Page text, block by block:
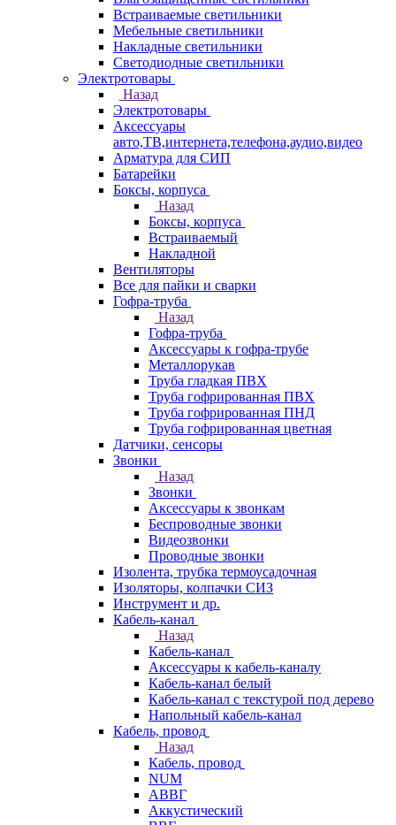
Встраиваемые светильники
Мебельные светильники
Накладные светильники
Светодиодные светильники
Электротовары
Назад
Электротовары
Аксессуары
авто,ТВ,интернета,телефона,аудио,видео
Арматура для СИП
Батарейки
Боксы, корпуса
Назад
Боксы, корпуса
Встраиваемый
Накладной
Вентиляторы
Все для пайки и сварки
Гофра-труба
Назад
Гофра-труба
Аксессуары к гофра-трубе
Металлорукав
Труба гладкая ПВХ
Труба гофрированная ПВХ
Труба гофрированная ПНД
Труба гофрированная цветная
Датчики, сенсоры
Звонки
Назад
Звонки
Аксессуары к звонкам
Беспроводные звонки
Видеозвонки
Проводные звонки
Изолента, трубка термоусадочная
Изоляторы, колпачки СИЗ
Инструмент и др.
Кабель-канал
Назад
Кабель-канал
Аксессуары к кабель-каналу
Кабель-канал белый
Кабель-канал с текстурой под дерево
Напольный кабель-канал
Кабель, провод
Назад
Кабель, провод
NUM
АВВГ
Аккустический